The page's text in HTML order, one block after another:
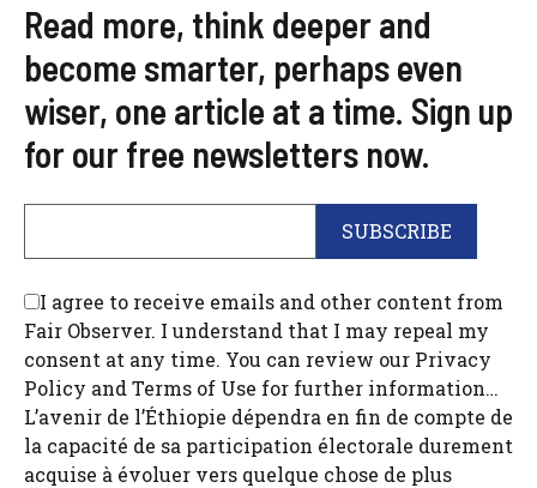
Read more, think deeper and
become smarter, perhaps even
wiser, one article at a time. Sign up
for our free newsletters now.
I agree to receive emails and other content from
Fair Observer. I understand that I may repeal my
consent at any time. You can review our Privacy
Policy and Terms of Use for further information…
L’avenir de l’Éthiopie dépendra en fin de compte de
la capacité de sa participation électorale durement
acquise à évoluer vers quelque chose de plus